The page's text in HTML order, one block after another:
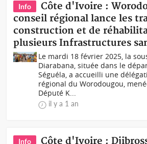
Info
Côte d'Ivoire :
conseil régional lance les
construction et de
plusieurs Infrastructures
Le mardi 18 février 2025, la
Diarabana, située dans le
Séguéla, a accueilli une
régional du Worodougou,
Député K...
il y a 1 an
Info Côte d'Ivoire :